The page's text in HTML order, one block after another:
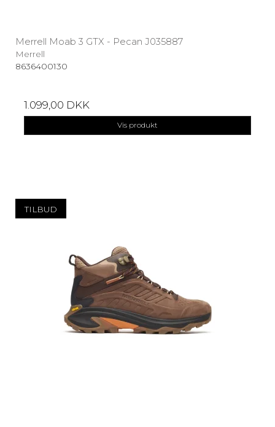
Merrell Moab 3 GTX - Pecan J035887
Merrell
8636400130
1.099,00 DKK
Vis produkt
TILBUD